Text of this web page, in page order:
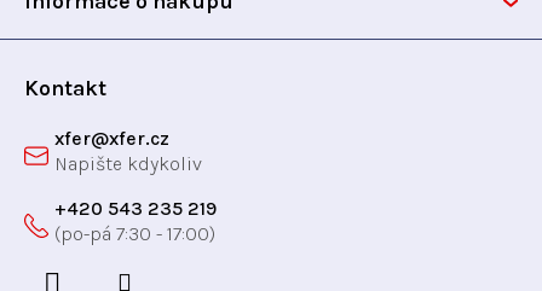
Kontakt
xfer@xfer.cz
+420 543 235 219